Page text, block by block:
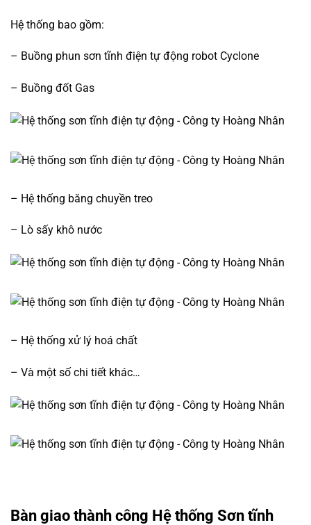
Hệ thống bao gồm:
– Buồng phun sơn tĩnh điện tự động robot Cyclone
– Buồng đốt Gas
– Hệ thống băng chuyền treo
– Lò sấy khô nước
– Hệ thống xử lý hoá chất
– Và một số chi tiết khác…
Bàn giao thành công Hệ thống Sơn tĩnh